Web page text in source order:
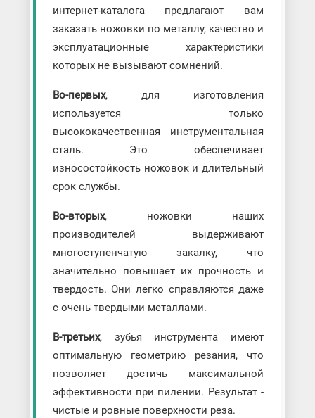
интернет-каталога предлагают вам
заказать ножовки по металлу, качество и
эксплуатационные характеристики
которых не вызывают сомнений.
Во-первых, для изготовления
используется только
высококачественная инструментальная
сталь. Это обеспечивает
износостойкость ножовок и длительный
срок службы.
Во-вторых, ножовки наших
производителей выдерживают
многоступенчатую закалку, что
значительно повышает их прочность и
твердость. Они легко справляются даже
с очень твердыми металлами.
В-третьих, зубья инструмента имеют
оптимальную геометрию резания, что
позволяет достичь максимальной
эффективности при пилении. Результат -
чистые и ровные поверхности реза.